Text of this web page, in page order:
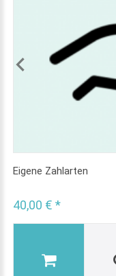
Eigene Zahlarten
40,00 € *